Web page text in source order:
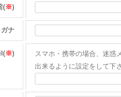
(※)
ナ
※)
スマホ・携帯の場合、迷惑
出来るように設定をして下